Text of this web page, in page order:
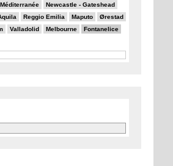
Newcastle - Gateshead
Reggio Emilia Maputo Ørestad
Valladolid Melbourne Fontanelice